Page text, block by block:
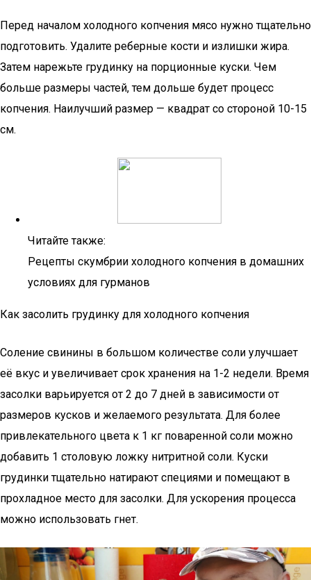
Перед началом холодного копчения мясо нужно тщательно
подготовить. Удалите реберные кости и излишки жира.
Затем нарежьте грудинку на порционные куски. Чем
больше размеры частей, тем дольше будет процесс
копчения. Наилучший размер — квадрат со стороной 10-15
см.
Читайте также:
Рецепты скумбрии холодного копчения в домашних
условиях для гурманов
Как засолить грудинку для холодного копчения
Соление свинины в большом количестве соли улучшает
её вкус и увеличивает срок хранения на 1-2 недели. Время
засолки варьируется от 2 до 7 дней в зависимости от
размеров кусков и желаемого результата. Для более
привлекательного цвета к 1 кг поваренной соли можно
добавить 1 столовую ложку нитритной соли. Куски
грудинки тщательно натирают специями и помещают в
прохладное место для засолки. Для ускорения процесса
можно использовать гнет.